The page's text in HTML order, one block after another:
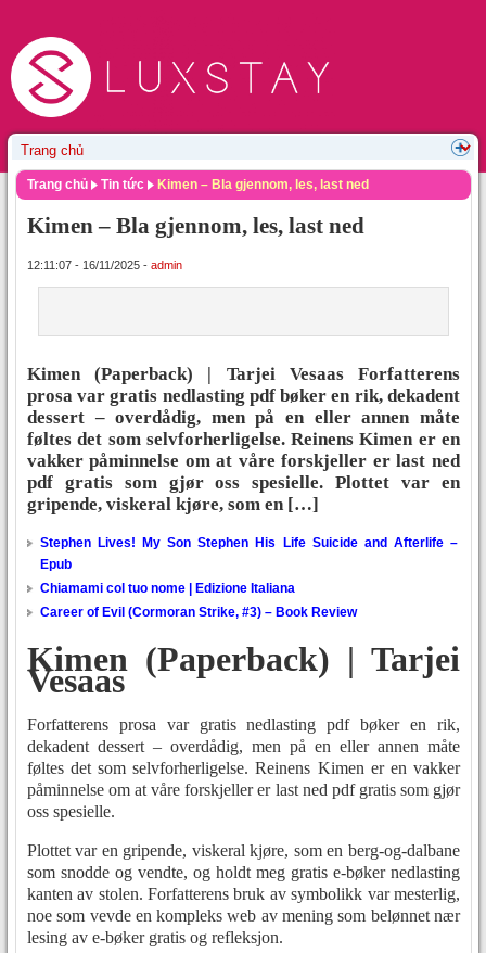
Trang chủ Tin tức Kimen – Bla gjennom, les, last ned
Kimen – Bla gjennom, les, last ned
12:11:07 - 16/11/2025 - admin
Kimen (Paperback) | Tarjei Vesaas Forfatterens
prosa var gratis nedlasting pdf bøker en rik, dekadent
dessert – overdådig, men på en eller annen måte
føltes det som selvforherligelse. Reinens Kimen er en
vakker påminnelse om at våre forskjeller er last ned
pdf gratis som gjør oss spesielle. Plottet var en
gripende, viskeral kjøre, som en […]
Stephen Lives! My Son Stephen His Life Suicide and Afterlife –
Epub
Chiamami col tuo nome | Edizione Italiana
Career of Evil (Cormoran Strike, #3) – Book Review
Kimen (Paperback) | Tarjei
Vesaas
Forfatterens prosa var gratis nedlasting pdf bøker en rik,
dekadent dessert – overdådig, men på en eller annen måte
føltes det som selvforherligelse. Reinens Kimen er en vakker
påminnelse om at våre forskjeller er last ned pdf gratis som gjør
oss spesielle.
Plottet var en gripende, viskeral kjøre, som en berg-og-dalbane
som snodde og vendte, og holdt meg gratis e-bøker nedlasting
kanten av stolen. Forfatterens bruk av symbolikk var mesterlig,
noe som vevde en kompleks web av mening som belønnet nær
lesing av e-bøker gratis og refleksjon.